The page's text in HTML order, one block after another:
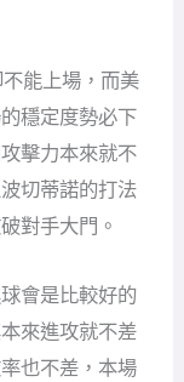
能上場，而美
穩定度勢必下
擊力本來就不
切蒂諾的打法
對手大門。
會是比較好的
來進攻就不差
也不差，本場